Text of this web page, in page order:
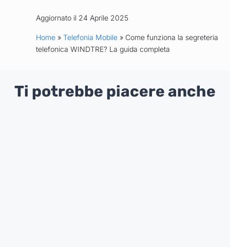
Aggiornato il 24 Aprile 2025
Home» Telefonia Mobile» Come funziona la segreteria
telefonica WINDTRE? La guida completa
Ti potrebbe piacere anche